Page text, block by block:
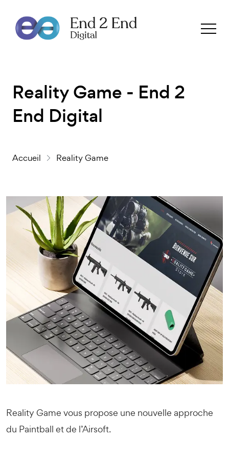
Reality Game - End 2
End Digital
Accueil Reality Game
Reality Game vous propose une nouvelle approche
du Paintball et de l’Airsoft.